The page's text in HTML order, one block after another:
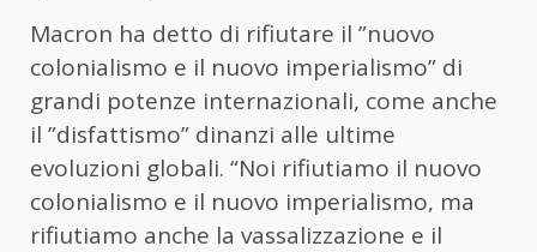
Macron ha detto di rifiutare il ”nuovo
colonialismo e il nuovo imperialismo” di
grandi potenze internazionali, come anche
il ”disfattismo” dinanzi alle ultime
evoluzioni globali. “Noi rifiutiamo il nuovo
colonialismo e il nuovo imperialismo, ma
rifiutiamo anche la vassalizzazione e il